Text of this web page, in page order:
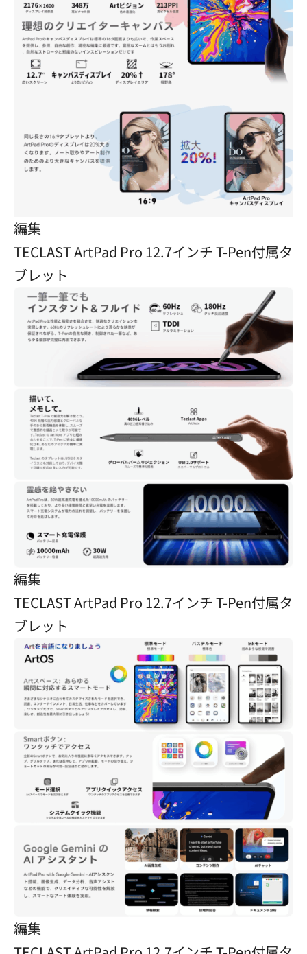
編集
TECLAST ArtPad Pro 12.7インチ T-Pen付属タ
ブレット
編集
TECLAST ArtPad Pro 12.7インチ T-Pen付属タ
ブレット
編集